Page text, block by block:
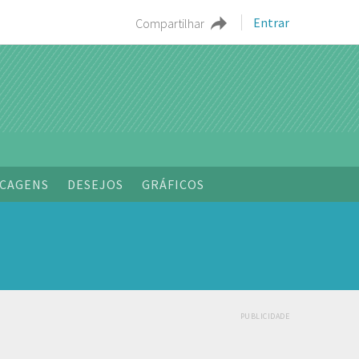
Compartilhar Entrar
DESEJOS GRÁFICOS
PUBLICIDADE